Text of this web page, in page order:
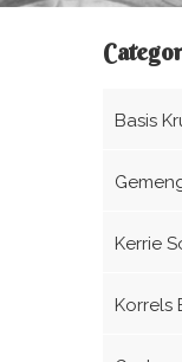
Basis
Kerrie
Korrels